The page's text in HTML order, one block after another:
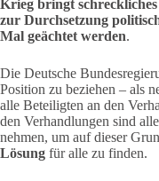
Krieg bringt
zur Durchsetzung
Mal geächtet werden.
Die Deutsche
Position zu beziehen – als
alle Beteiligten an den
den Verhandlungen sind
nehmen, um auf dieser
Lösung für alle zu finden.